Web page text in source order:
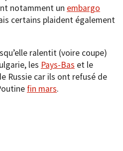
notamment un embargo
certains plaident également
ralentit (voire coupe)
les Pays-Bas et le
Russie car ils ont refusé de
fin mars.